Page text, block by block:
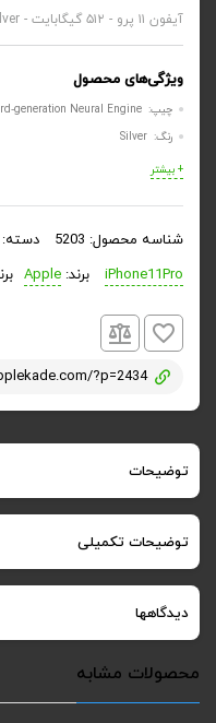
آیفون ۱۱ پرو - ۵۱۲ گیگابایت - Silver - پارت Z/AA دو سیم کارت نانو
ویژگی‌های محصول
چیپ: A13 Bionic chip Third‑generation Neural Engine
رنگ: Silver
+ بیشتر
شناسه محصول: 5203 دسته:
iPhone11Pro
برند: Apple
?p=2434
توضیحات
آیفون ۱۱ پرو
از میان گوشی هایی که
گوشی نسبت به آیفون ۱۱ معمولی از امکانات بیشتری بهره می برد.
توضیحات تکمیلی
وزن
188 گرم
دیدگاهها
هیچ دیدگاهی برای این
محصولات مشابه